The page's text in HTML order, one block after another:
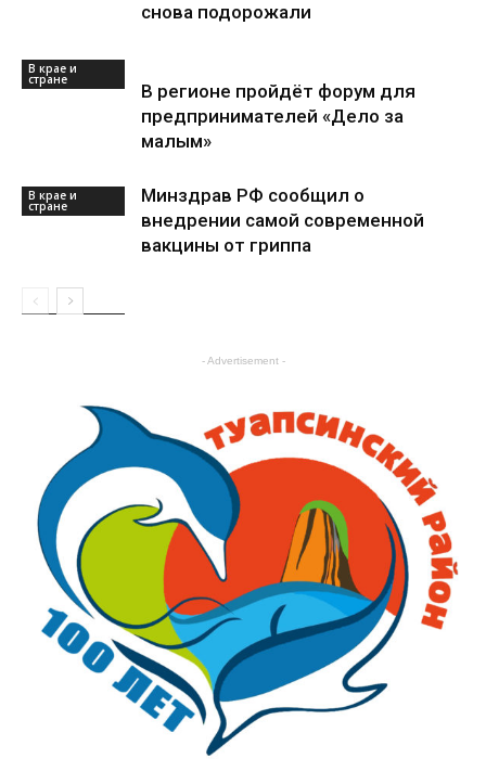
В крае и
стране
снова подорожали
В крае и
стране
В регионе пройдёт форум для
предпринимателей «Дело за
малым»
Минздрав РФ сообщил о
внедрении самой современной
вакцины от гриппа
- Advertisement -